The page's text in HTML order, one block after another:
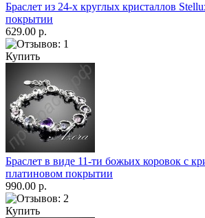
Браслет из 24-х круглых кристаллов
покрытии
629.00 р.
Купить
Браслет в виде 11-ти божьих коровок с
платиновом покрытии
990.00 р.
Купить